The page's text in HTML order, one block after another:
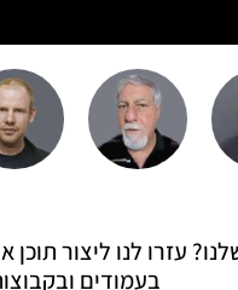
עזרו לנו ליצור
בעמודים